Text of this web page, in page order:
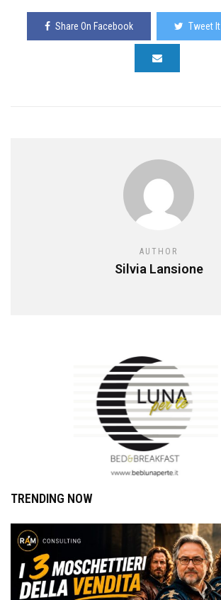
Share On Facebook Tweet It
AUTHOR
Silvia Lansione
TRENDING NOW